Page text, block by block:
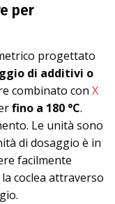
per
progettato
di additivi o
combinato con X
fino a 180 °C.
Le unità sono
di dosaggio è in
facilmente
coclea attraverso